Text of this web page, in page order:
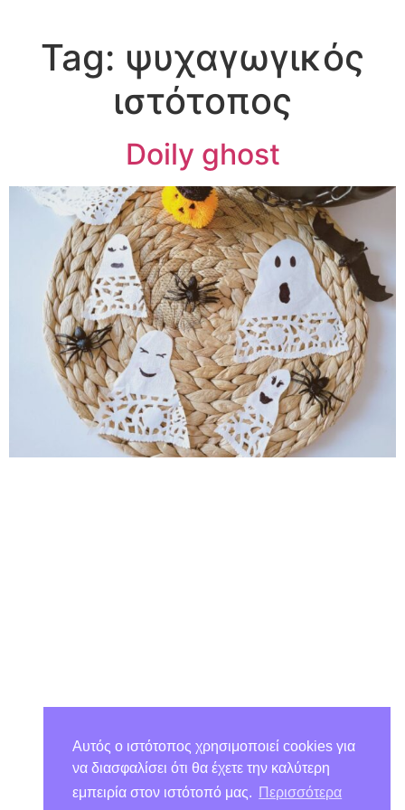
Tag: ψυχαγωγικός
ιστότοπος
Doily ghost
Αυτός ο ιστότοπος χρησιμοποιεί cookies για
να διασφαλίσει ότι θα έχετε την καλύτερη
εμπειρία στον ιστότοπό μας.
Περισσότερα